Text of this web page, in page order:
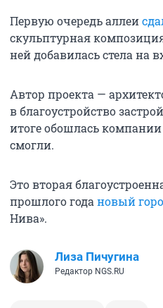
Первую очередь аллеи
скульптурная
ней добавилась стела на
Автор проекта —
в благоустройство
итоге обошлась
смогли.
Это вторая
прошлого года новый
Нива».
Лиза Пичугина
Редактор NGS.RU